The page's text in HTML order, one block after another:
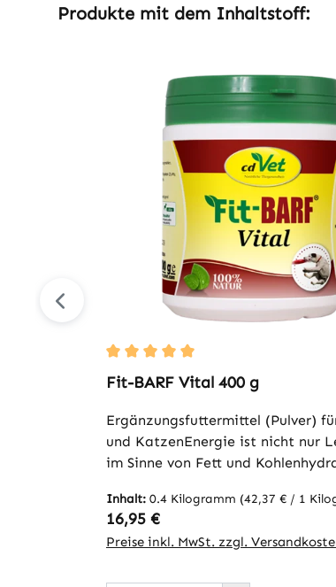
Produktgalerie überspringen
Produkte mit dem Inhaltstoff:
Durchschnittliche Bewertung von 5
Fit-BARF Vital 400 g
Ergänzungsfuttermittel (Pulver)
und KatzenEnergie ist nicht nur
im Sinne von Fett und
Lebensenergie. So besteht Fit-
zu einem bedeutenden Teil aus
Weizenkeimlingen, die in einem
Inhalt: 0.4 Kilogramm (42,37 € / 1
Regulärer Preis:
16,95 €
Preise inkl. MwSt. zzgl.